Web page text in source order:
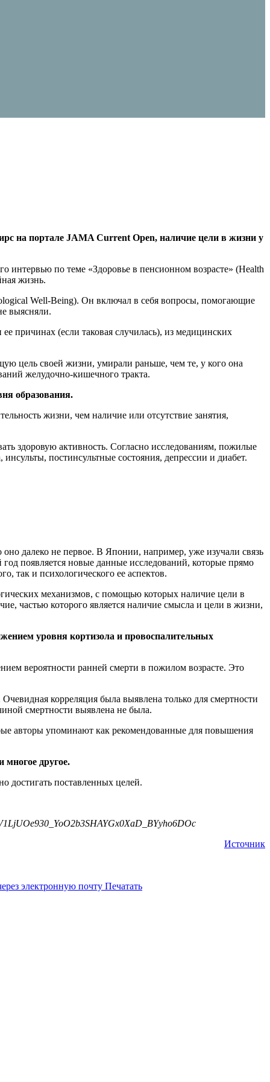
на портале JAMA Current Open, наличие цели в жизни у
интервью по теме «Здоровье в пенсионном возрасте» (Health
жизнь.
Well-Being). Он включал в себя вопросы, помогающие
выясняли.
причинах (если таковая случилась), из медицинских
цель своей жизни, умирали раньше, чем те, у кого она
желудочно-кишечного тракта.
образования.
жизни, чем наличие или отсутствие занятия,
здоровую активность. Согласно исследованиям, пожилые
постинсультные состояния, депрессии и диабет.
далеко не первое. В Японии, например, уже изучали связь
появляется новые данные исследований, которые прямо
так и психологического ее аспектов.
механизмов, с помощью которых наличие цели в
частью которого является наличие смысла и цели в жизни,
уровня кортизола и провоспалительных
вероятности ранней смерти в пожилом возрасте. Это
корреляция была выявлена только для смертности
смертности выявлена не была.
авторы упоминают как рекомендованные для повышения
многое другое.
достигать поставленных целей.
Источник
электронную почту Печатать